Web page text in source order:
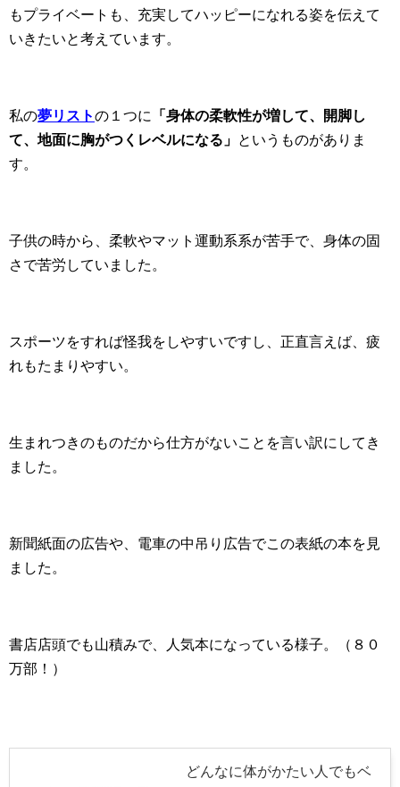
もプライベートも、充実してハッピーになれる姿を伝えて
いきたいと考えています。
私の夢リストの１つに
「身体の柔軟性が増して、開脚し
て、地面に胸がつくレベルになる」 というものがありま
す。
子供の時から、柔軟やマット運動系系が苦手で、身体の固
さで苦労していました。
スポーツをすれば怪我をしやすいですし、正直言えば、疲
れもたまりやすい。
生まれつきのものだから仕方がないことを言い訳にしてき
ました。
新聞紙面の広告や、電車の中吊り広告でこの表紙の本を見
ました。
書店店頭でも山積みで、人気本になっている様子。（８０
万部！）
どんなに体がかたい人でもベ